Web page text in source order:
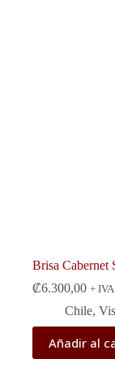
Brisa Cabernet
₡6.300,00 + IVA
Chile,
Añadir al